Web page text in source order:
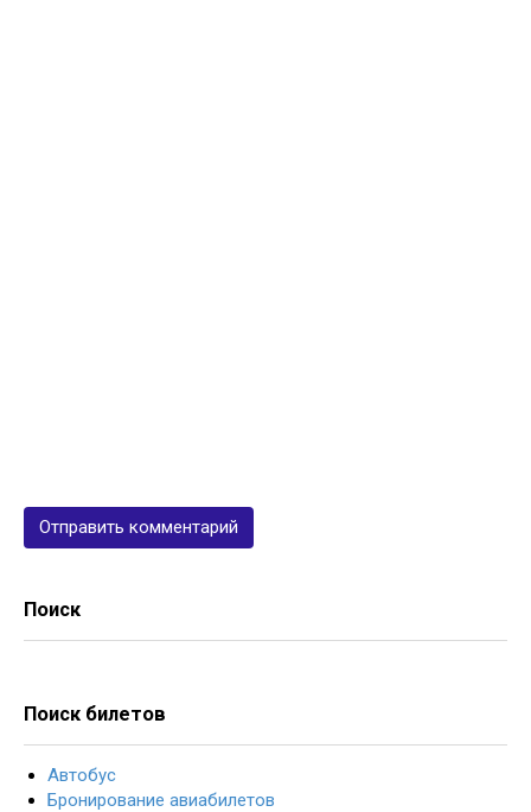
Поиск
Поиск билетов
Автобус
Бронирование авиабилетов